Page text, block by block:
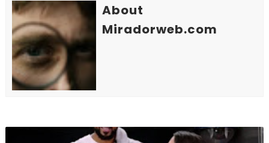
About
Miradorweb.com